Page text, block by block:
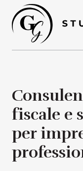
fiscale e
per